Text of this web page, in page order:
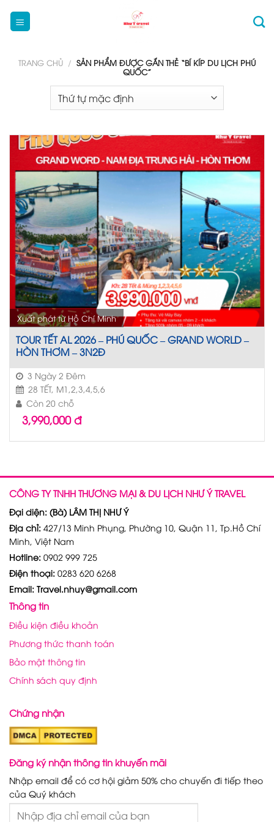
qua
TRANG CHỦ / SẢN PHẨM ĐƯỢC GẮN THẺ “BÍ KÍP DU LỊCH PHÚ
QUỐC”
TOUR TẾT AL 2026 – PHÚ QUỐC – GRAND WORLD –
HÒN THƠM – 3N2Đ
Xuất phát từ Hồ Chí Minh
3 Ngày 2 Đêm
28 TẾT, M1,2,3,4,5,6
Còn 20 chỗ
3,990,000đ
CÔNG TY TNHH THƯƠNG MẠI & DU LỊCH NHƯ Ý TRAVEL
Đại diện: (Bà) LÂM THỊ NHƯ Ý
Địa chỉ: 427/13 Minh Phụng, Phường 10, Quận 11, Tp.Hồ Chí
Minh, Việt Nam
Hotline: 0902 999 725
Điện thoại: 0283 620 6268
Email: Travel.nhuy@gmail.com
Thông tin
Điều kiện điều khoản
Phương thức thanh toán
Bảo mật thông tin
Chính sách quy định
Chứng nhận
Đăng ký nhận thông tin khuyến mãi
Nhập email để có cơ hội giảm 50% cho chuyến đi tiếp theo
của Quý khách